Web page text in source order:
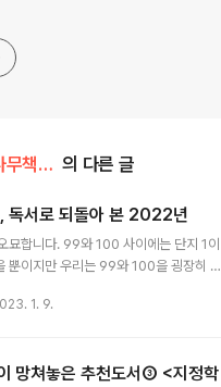
雜說/자작나무책꽂이 의 다른 글
독서로 되돌아 본 2022년
묘합니다. 99와 100 사이에는 단지 1이
뿐이지만 우리는 99와 100을 굉장히 다
뭇 달라 보입니다. 물론 0과 1은 말할
44번 게이트가 없고 유럽 항공기엔 13
1. 9.
망쳐놓은 추천도서③ <지정학